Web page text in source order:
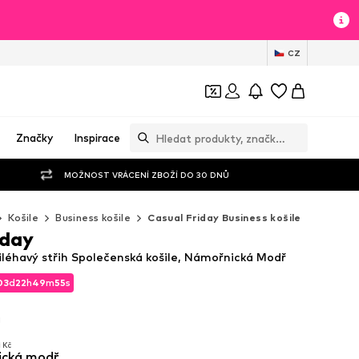
CZ
Značky Inspirace
MOŽNOST VRÁCENÍ ZBOŽÍ DO 30 DNŮ
Košile Business košile Casual Friday Business košile
d22h49m54s
Kč
d22h49m54s
střih Společenská košile, Námořnická Modř